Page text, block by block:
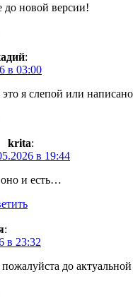
до новой версии!
:
в 03:00
я слепой или
krita:
в 19:44
оно и есть…
:
в 23:32
до